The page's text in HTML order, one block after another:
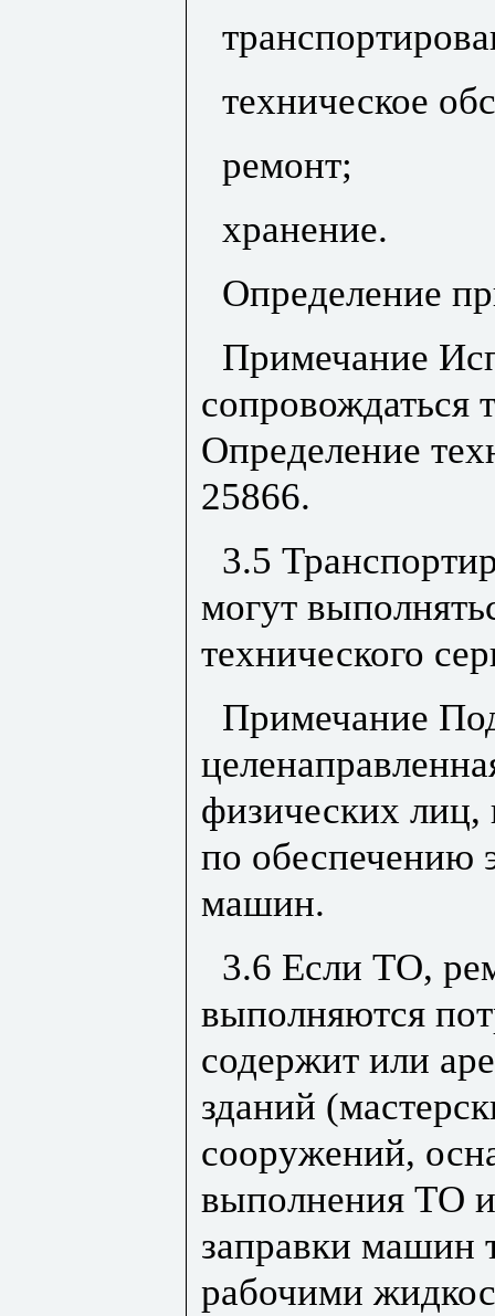
техническое
ремонт;
хранение.
Определение
Примечание
сопровождаться
Определение
25866.
3.5
могут
технического
Примечание
физических
по обеспечению
машин.
3.6 Если ТО,
выполняются
содержит или
зданий
сооружений,
выполнения ТО и
заправки машин
рабочими